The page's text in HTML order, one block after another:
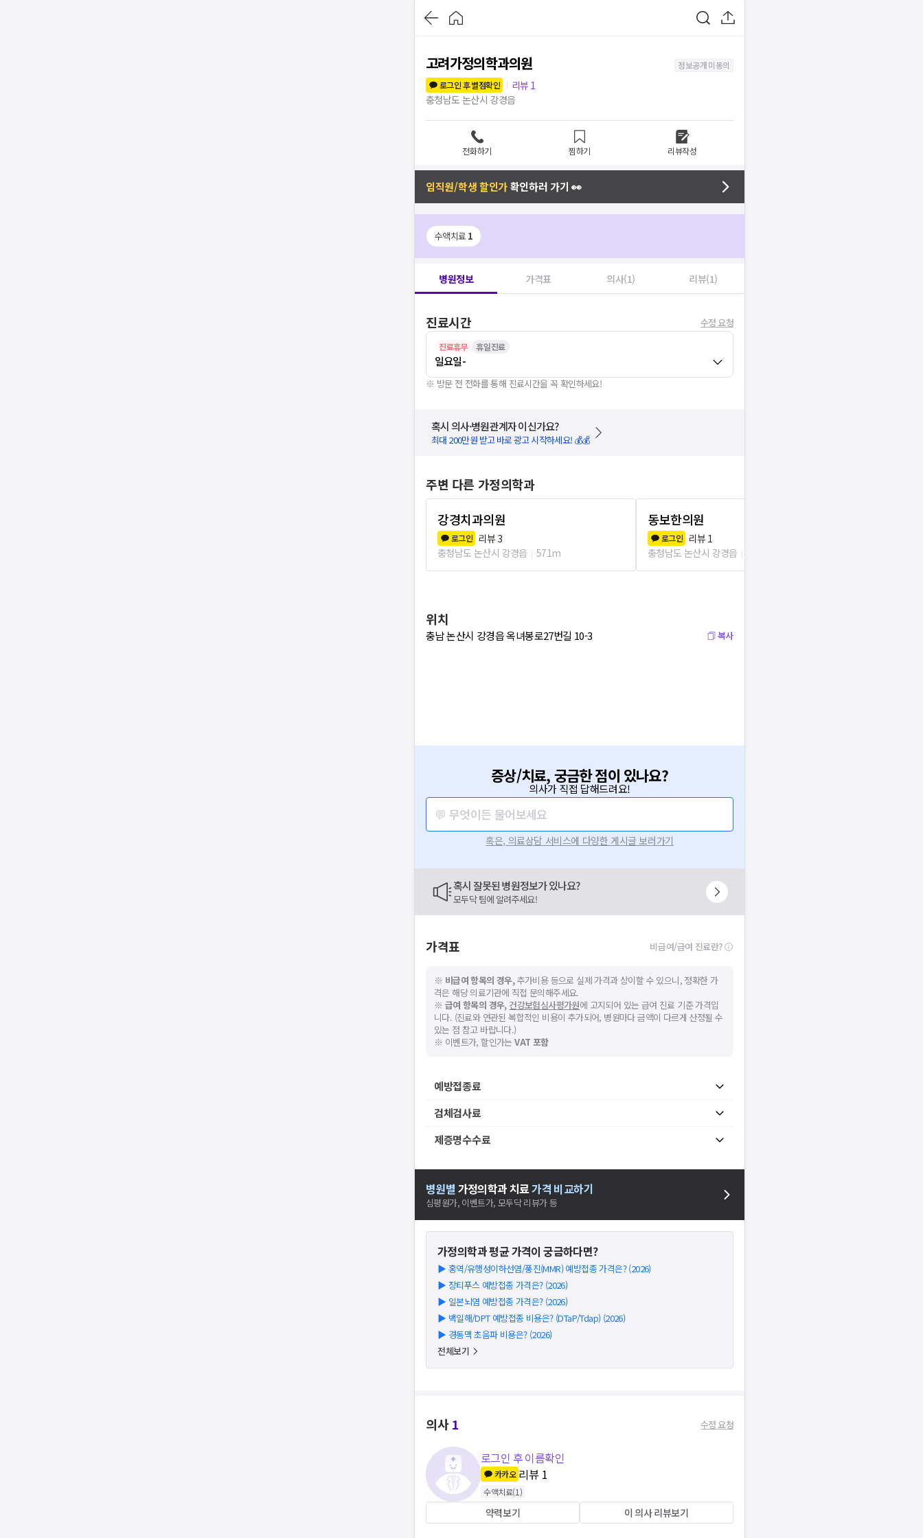
고려가정의학과의원
정보공개 미동의
로그인 후 별점확인
리뷰 1
충청남도 논산시 강경읍
전화하기 찜하기 리뷰작성
임직원/학생 할인가확인하러 가기 👀
수액치료 1
병원정보 가격표 의사(1) 리뷰(1)
진료시간 수정 요청
진료휴무 휴일진료
일요일-
※ 방문 전 전화를 통해 진료시간을 꼭 확인하세요!
혹시 의사·병원관계자 이신가요?
최대 200만원 받고 바로 광고 시작하세요! 💰💰
주변 다른 가정의학과
강경치과의원
로그인 리뷰 3
충청남도 논산시 강경읍
571m
동보한의원
로그인 리뷰 1
충청남도 논산시 강경읍
위치
충남 논산시 강경읍 옥녀봉로27번길 10-3 복사
증상/치료, 궁금한 점이 있나요?
의사가 직접 답해드려요!
💬 무엇이든 물어보세요
혹은, 의료상담 서비스에 다양한 게시글 보러가기
혹시 잘못된 병원정보가 있나요?
모두닥 팀에 알려주세요!
가격표 비급여/급여 진료란?
※ 비급여 항목의 경우,추가비용 등으로 실제 가격과 상이할 수 있으니, 정확한 가
격은 해당 의료기관에 직접 문의해주세요.
※ 급여 항목의 경우, 건강보험심사평가원에 고지되어 있는 급여 진료 기준 가격입
니다. (진료와 연관된 복합적인 비용이 추가되어, 병원마다 금액이 다르게 산정될 수
있는 점 참고 바랍니다.)
※ 이벤트가, 할인가는VAT 포함
예방접종료
검체검사료
제증명수수료
병원별 가정의학과치료가격 비교하기
심평원가, 이벤트가, 모두닥 리뷰가 등
가정의학과평균 가격이 궁금하다면?
▶ 홍역/유행성이하선염/풍진(MMR) 예방접종 가격은? (2026)
▶ 장티푸스 예방접종 가격은? (2026)
▶ 일본뇌염 예방접종 가격은? (2026)
▶ 백일해/DPT 예방접종 비용은? (DTaP/Tdap) (2026)
▶ 경동맥 초음파 비용은? (2026)
전체보기
의사1 수정 요청
로그인 후 이름확인
카카오 리뷰 1
수액치료(1)
약력보기 이 의사 리뷰보기